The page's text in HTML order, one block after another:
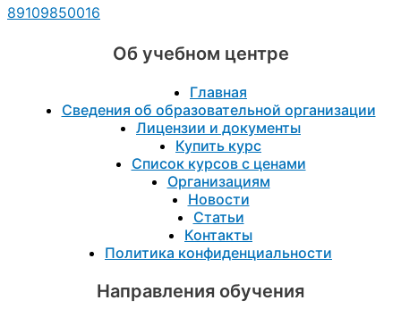
89109850016
Об учебном центре
Главная
Сведения об образовательной организации
Лицензии и документы
Купить курс
Список курсов с ценами
Организациям
Новости
Статьи
Контакты
Политика конфиденциальности
Направления обучения